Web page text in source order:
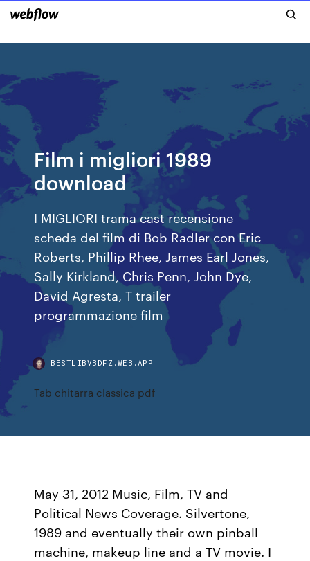
Film i migliori 1989
download
I MIGLIORI trama cast recensione
scheda del film di Bob Radler con Eric
Roberts, Phillip Rhee, James Earl Jones,
Sally Kirkland, Chris Penn, John Dye,
David Agresta, T trailer
programmazione film
BESTLIBVBDFZ.WEB.APP
Tab chitarra classica pdf
May 31, 2012 Music, Film, TV and
Political News Coverage. Silvertone,
1989 and eventually their own pinball
machine, makeup line and a TV movie. I